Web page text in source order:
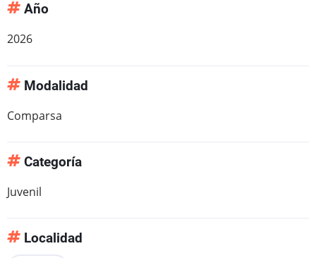
Año
2026
Modalidad
Comparsa
Categoría
Juvenil
Localidad